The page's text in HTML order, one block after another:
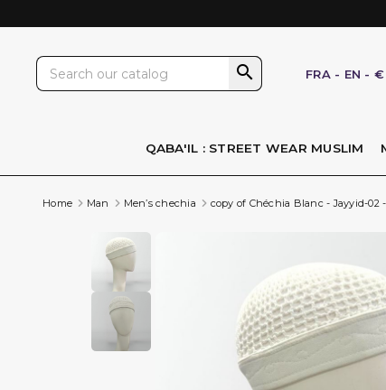
 FRA - EN - €
QABA'IL : STREET WEAR MUSLIM
Home Man Men’s chechia copy of Chéchia Blanc - Jayyid-02